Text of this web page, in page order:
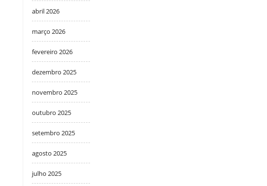
abril 2026
março 2026
fevereiro 2026
dezembro 2025
novembro 2025
outubro 2025
setembro 2025
agosto 2025
julho 2025